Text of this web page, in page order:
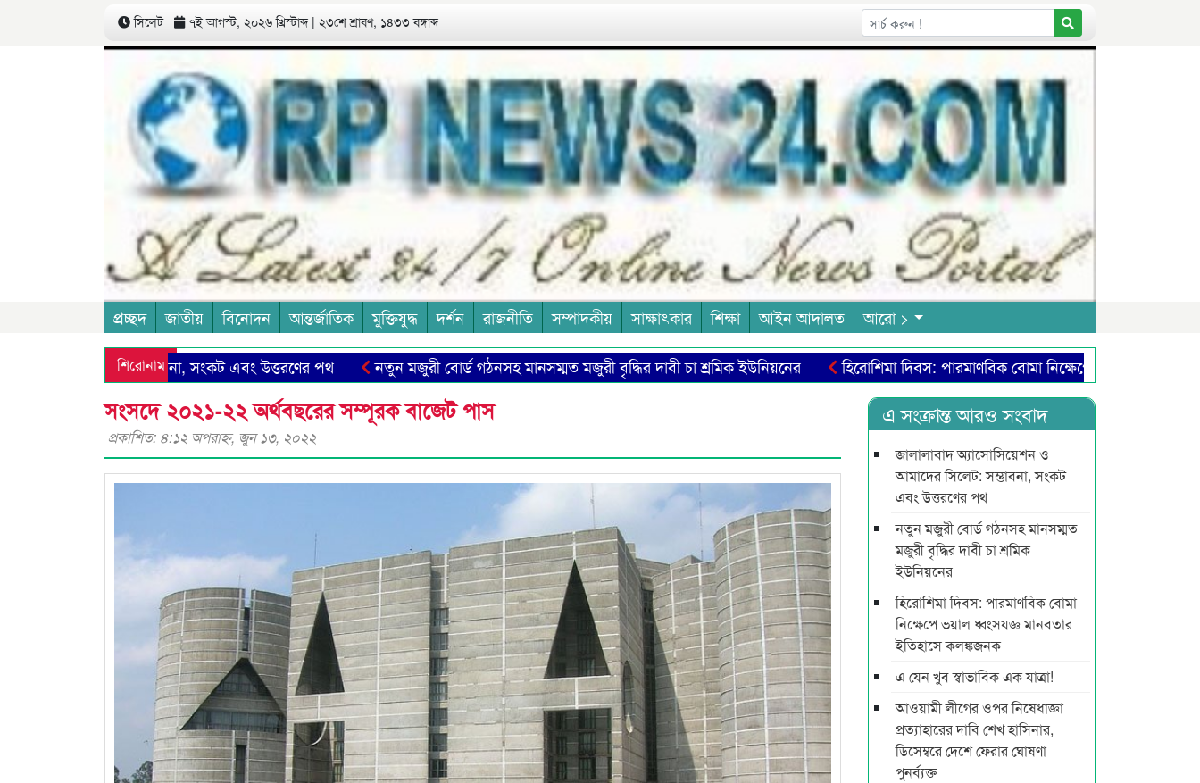
সিলেট ৭ই আগস্ট, ২০২৬ খ্রিস্টাব্দ | ২৩শে শ্রাবণ, ১৪৩৩ বঙ্গাব্দ
প্রচ্ছদ জাতীয় বিনোদন আন্তর্জাতিক মুক্তিযুদ্ধ দর্শন রাজনীতি সম্পাদকীয় সাক্ষাৎকার শিক্ষা আইন আদালত আরো >
শিরোনাম
সিলেট: সম্ভাবনা, সংকট এবং উত্তরণের পথ নতুন মজুরী বোর্ড গঠনসহ মানসম্মত মজুরী বৃদ্ধির দাবী চা শ্রমিক ইউনিয়নের
হিরোশিমা দিবস: পারমাণবিক বোমা নিক্ষেপে ভয়াল ধ্বংসযজ্ঞ
সৌদির উদ্যোগে নিরাপত্তা জোটে বাংলাদেশের যুক্ত হওয়ায় উদ্বেগ প্রকাশ বাসদের কয়েস সামীর ‘শো, ডোন্ট টেল’: গল্প বলার শিল্পে নতুন দৃষ্টিভঙ্গি স্বামীর সম্পত্তিতে অধিকার চান
সংসদে ২০২১-২২ অর্থবছরের সম্পূরক বাজেট পাস
প্রকাশিত: ৪:১২ অপরাহ্ণ, জুন ১৩, ২০২২
এ সংক্রান্ত আরও সংবাদ
জালালাবাদ অ্যাসোসিয়েশন ও
আমাদের সিলেট: সম্ভাবনা, সংকট
এবং উত্তরণের পথ
নতুন মজুরী বোর্ড গঠনসহ মানসম্মত
মজুরী বৃদ্ধির দাবী চা শ্রমিক
ইউনিয়নের
হিরোশিমা দিবস: পারমাণবিক বোমা
নিক্ষেপে ভয়াল ধ্বংসযজ্ঞ মানবতার
ইতিহাসে কলঙ্কজনক
এ যেন খুব স্বাভাবিক এক যাত্রা!
আওয়ামী লীগের ওপর নিষেধাজ্ঞা
প্রত্যাহারের দাবি শেখ হাসিনার,
ডিসেম্বরে দেশে ফেরার ঘোষণা
পুনর্ব্যক্ত